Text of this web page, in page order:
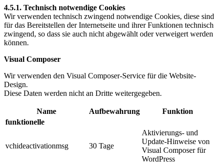
4.5.1. Technisch notwendige Cookies
Wir verwenden technisch zwingend notwendige Cookies, diese sind
für das Bereitstellen der Internetseite und ihrer Funktionen technisch
zwingend, so dass sie auch nicht abgewählt oder verweigert werden
können.
Visual Composer
Wir verwenden den Visual Composer-Service für die Website-
Design.
Diese Daten werden nicht an Dritte weitergegeben.
Name Aufbewahrung
Funktion
funktionelle
vchideactivationmsg 30 Tage
Aktivierungs- und
Update-Hinweise von
Visual Composer für
WordPress